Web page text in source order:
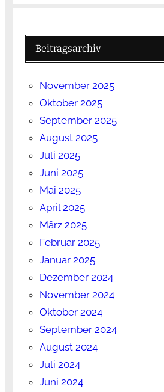
Beitragsarchiv
November 2025
Oktober 2025
September 2025
August 2025
Juli 2025
Juni 2025
Mai 2025
April 2025
März 2025
Februar 2025
Januar 2025
Dezember 2024
November 2024
Oktober 2024
September 2024
August 2024
Juli 2024
Juni 2024